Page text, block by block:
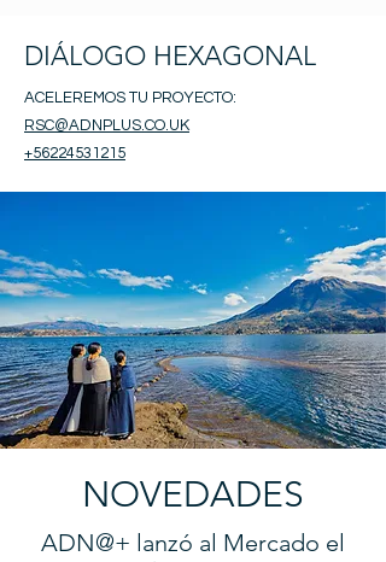
DIÁLOGO HEXAGONAL
ACELEREMOS TU PROYECTO:
RSC@ADNPLUS.CO.UK
+56224531215
NOVEDADES
ADN@+ lanzó al Mercado el